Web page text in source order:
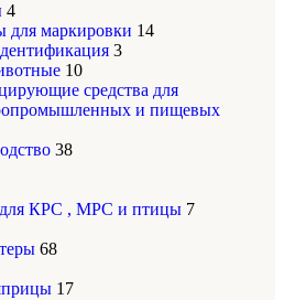
4
маркировки 14
3
10
средства для
и пищевых
38
КРС , МРС и птицы 7
68
17